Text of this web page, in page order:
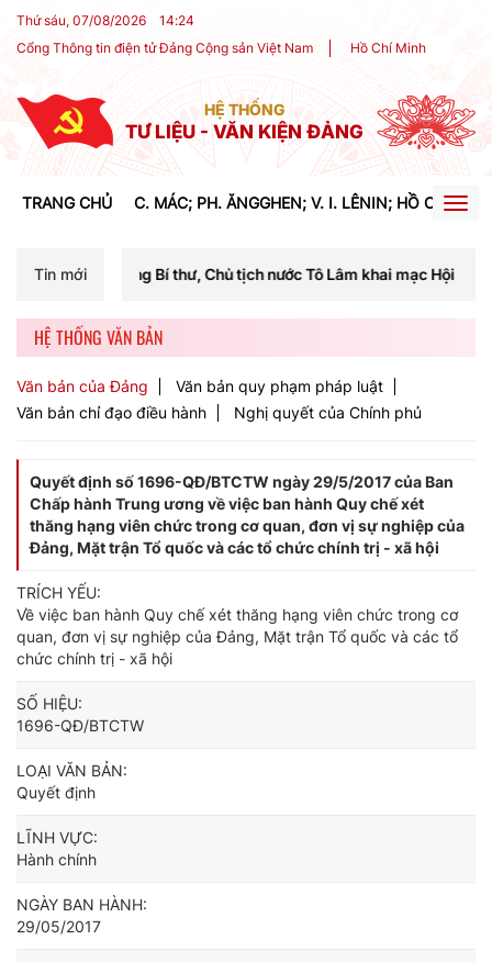
Thứ sáu, 07/08/2026 14:24
Cổng Thông tin điện tử Đảng Cộng sản Việt Nam
Hồ Chí Minh
HỆ THỐNG
TƯ LIỆU - VĂN KIỆN ĐẢNG
TRANG CHỦ C. MÁC; PH. ĂNGGHEN; V. I. LÊNIN; HỒ CHÍ
Tin mới
Bí thư, Chủ tịch nước Tô Lâm khai mạc Hội nghị Trung ương lần
HỆ THỐNG VĂN BẢN
Văn bản của Đảng
Văn bản quy phạm pháp luật
Văn bản chỉ đạo điều hành
Nghị quyết của Chính phủ
Quyết định số 1696-QĐ/BTCTW ngày 29/5/2017 của Ban
Chấp hành Trung ương về việc ban hành Quy chế xét
thăng hạng viên chức trong cơ quan, đơn vị sự nghiệp của
Đảng, Mặt trận Tổ quốc và các tổ chức chính trị - xã hội
TRÍCH YẾU:
Về việc ban hành Quy chế xét thăng hạng viên chức trong cơ
quan, đơn vị sự nghiệp của Đảng, Mặt trận Tổ quốc và các tổ
chức chính trị - xã hội
SỐ HIỆU:
1696-QĐ/BTCTW
LOẠI VĂN BẢN:
Quyết định
LĨNH VỰC:
Hành chính
NGÀY BAN HÀNH:
29/05/2017